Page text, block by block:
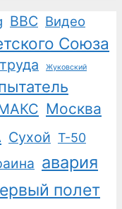
ВВС Видео
Союза
Жуковский
Москва
Сухой Т-50
авария
полет